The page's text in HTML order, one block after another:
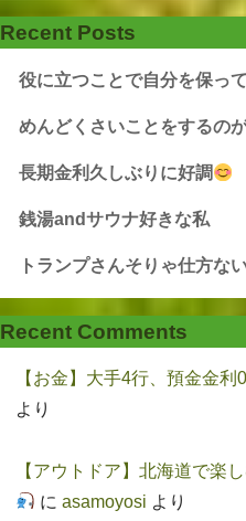
Recent Posts
役に立つことで自分を保っ
めんどくさいことをするの
長期金利久しぶりに好調
銭湯andサウナ好きな私
トランプさんそりゃ仕方な
Recent Comments
【お金】大手4行、預金金利
より
【アウトドア】北海道で楽
に asamoyosi より